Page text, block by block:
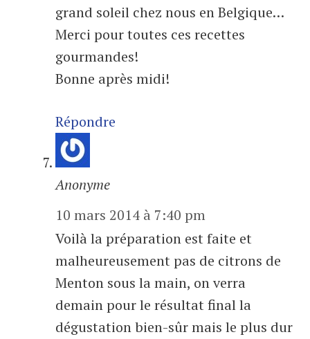
grand soleil chez nous en Belgique…
Merci pour toutes ces recettes
gourmandes!
Bonne après midi!
Répondre
Anonyme
10 mars 2014 à 7:40 pm
Voilà la préparation est faite et
malheureusement pas de citrons de
Menton sous la main, on verra
demain pour le résultat final la
dégustation bien-sûr mais le plus dur